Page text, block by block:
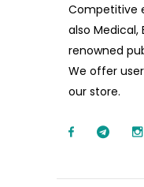
Competitive
also Medical,
renowned
We offer
our store.